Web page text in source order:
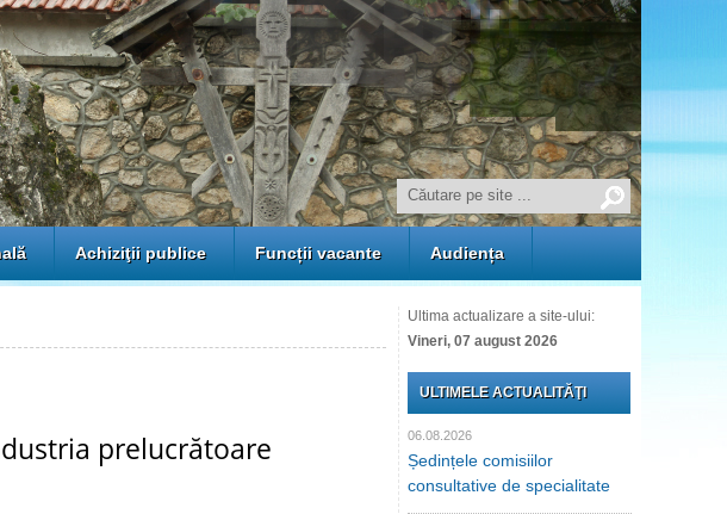
Achiziţii publice Funcții vacante Audiența
prelucrătoare
Ultima actualizare a site-ului:
Vineri, 07 august 2026
ULTIMELE ACTUALITĂŢI
06.08.2026
Ședințele comisiilor
consultative de specialitate